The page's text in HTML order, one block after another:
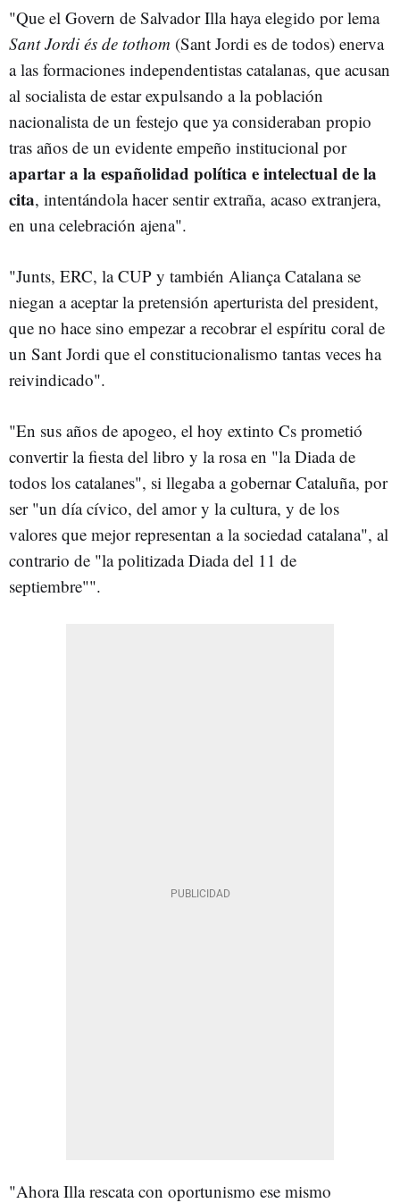
"Que el Govern de Salvador Illa haya elegido por lema
Sant Jordi és de tothom (Sant Jordi es de todos) enerva
a las formaciones independentistas catalanas, que acusan
al socialista de estar expulsando a la población
nacionalista de un festejo que ya consideraban propio
tras años de un evidente empeño institucional por
apartar a la españolidad política e intelectual de la
cita, intentándola hacer sentir extraña, acaso extranjera,
en una celebración ajena".
"Junts, ERC, la CUP y también Aliança Catalana se
niegan a aceptar la pretensión aperturista del president,
que no hace sino empezar a recobrar el espíritu coral de
un Sant Jordi que el constitucionalismo tantas veces ha
reivindicado".
"En sus años de apogeo, el hoy extinto Cs prometió
convertir la fiesta del libro y la rosa en "la Diada de
todos los catalanes", si llegaba a gobernar Cataluña, por
ser "un día cívico, del amor y la cultura, y de los
valores que mejor representan a la sociedad catalana", al
contrario de "la politizada Diada del 11 de
septiembre"".
"Ahora Illa rescata con oportunismo ese mismo